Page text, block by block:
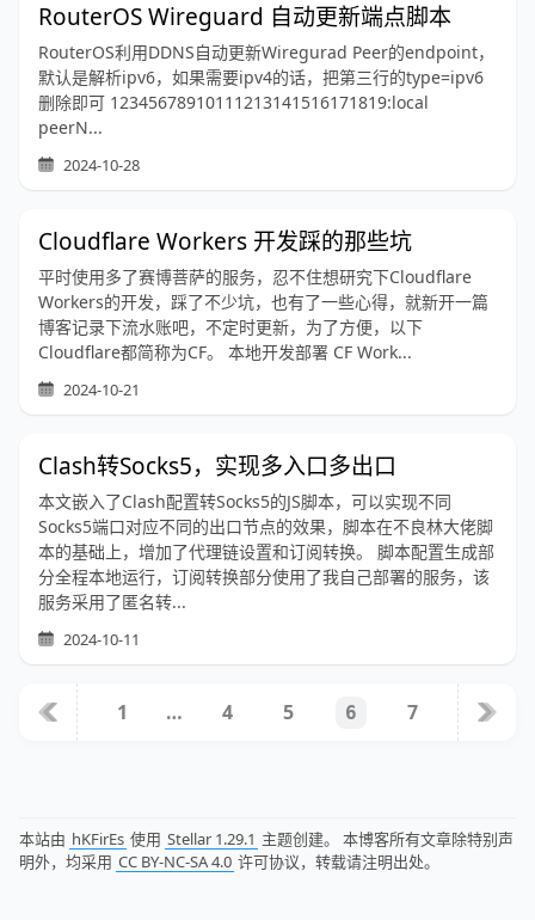
RouterOS Wireguard 自动更新端点脚本
RouterOS利用DDNS自动更新Wiregurad Peer的endpoint，
默认是解析ipv6，如果需要ipv4的话，把第三行的type=ipv6
删除即可 12345678910111213141516171819:local
peerN...
2024-10-28
Cloudflare Workers 开发踩的那些坑
平时使用多了赛博菩萨的服务，忍不住想研究下Cloudflare
Workers的开发，踩了不少坑，也有了一些心得，就新开一篇
博客记录下流水账吧，不定时更新，为了方便，以下
Cloudflare都简称为CF。 本地开发部署 CF Work...
2024-10-21
Clash转Socks5，实现多入口多出口
本文嵌入了Clash配置转Socks5的JS脚本，可以实现不同
Socks5端口对应不同的出口节点的效果，脚本在不良林大佬脚
本的基础上，增加了代理链设置和订阅转换。 脚本配置生成部
分全程本地运行，订阅转换部分使用了我自己部署的服务，该
服务采用了匿名转...
2024-10-11
1 … 4 5 6 7
本站由 hKFirEs 使用 Stellar 1.29.1 主题创建。 本博客所有文章除特别声
明外，均采用 CC BY-NC-SA 4.0 许可协议，转载请注明出处。